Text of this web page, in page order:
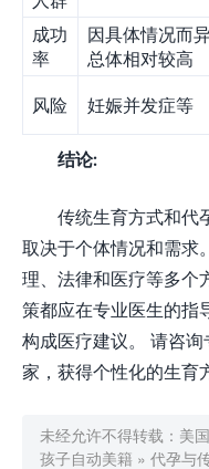
成功
率
因具体情况而异
总体相对较高
风险 妊娠并发症等
结论:
传统生育方式和代
取决于个体情况和需求
理、法律和医疗等多个
策都应在专业医生的指
构成医疗建议。 请咨
家，获得个性化的生育
未经允许不得转载： 美
孩子自动美籍 » 代孕与